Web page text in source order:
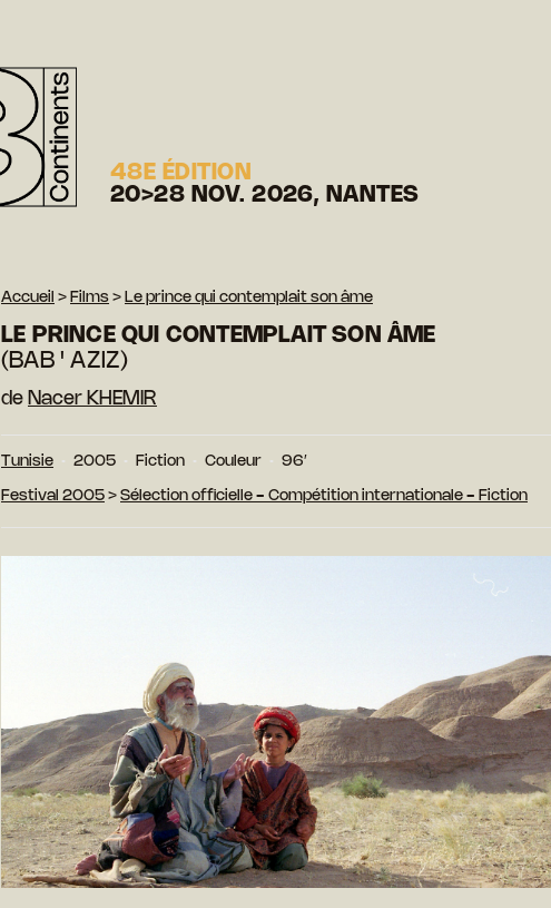
48E ÉDITION
20>28 NOV. 2026, NANTES
Accueil > Films > Le prince qui contemplait son âme
LE PRINCE QUI CONTEMPLAIT SON ÂME
(BAB ' AZIZ)
de Nacer KHEMIR
Tunisie 2005 Fiction Couleur 96′
Festival 2005 > Sélection officielle - Compétition internationale - Fiction